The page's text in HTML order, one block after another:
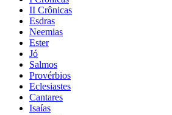
II Crônicas
Esdras
Neemias
Ester
Jó
Salmos
Provérbios
Eclesiastes
Cantares
Isaías